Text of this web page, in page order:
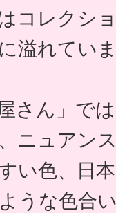
コレクシ
溢れてい
さん」で
ニュアン
い色、日
うな色合